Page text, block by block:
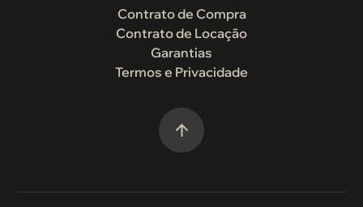
Contrato de Compra
Contrato de Locação
Garantias
Termos e Privacidade